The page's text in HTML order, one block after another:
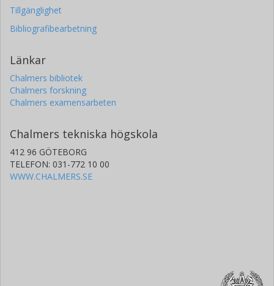
Tillgänglighet
Bibliografibearbetning
Länkar
Chalmers bibliotek
Chalmers forskning
Chalmers examensarbeten
Chalmers tekniska högskola
412 96 GÖTEBORG
TELEFON: 031-772 10 00
WWW.CHALMERS.SE